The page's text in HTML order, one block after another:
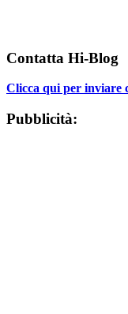
Contatta Hi-Blog
Clicca qui per inviare
Pubblicità: